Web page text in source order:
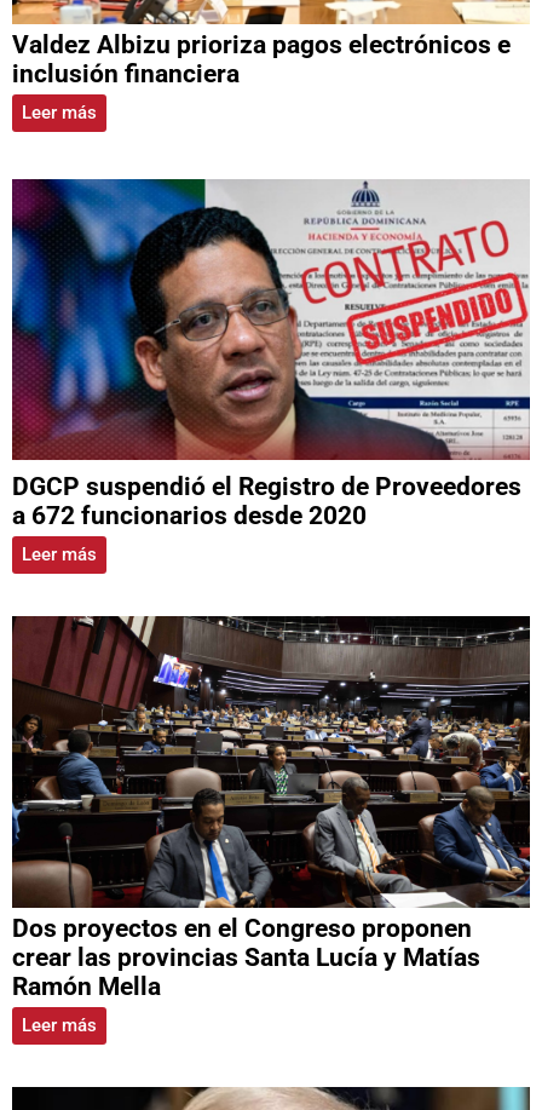
Valdez Albizu prioriza pagos electrónicos e
inclusión financiera
Leer más
DGCP suspendió el Registro de Proveedores
a 672 funcionarios desde 2020
Leer más
Dos proyectos en el Congreso proponen
crear las provincias Santa Lucía y Matías
Ramón Mella
Leer más